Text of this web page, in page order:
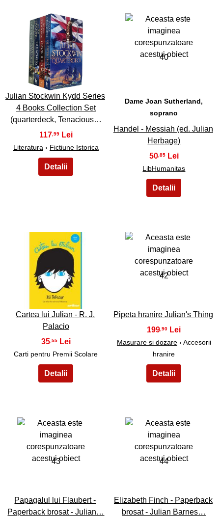
39
Julian Stockwin Kydd Series
4 Books Collection Set
(quarterdeck, Tenacious…
117,99
Literatura › Fictiune Istorica
40
Dame Joan Sutherland,
soprano
Handel - Messiah (ed. Julian
Herbage)
50,85
LibHumanitas
41
Cartea lui Julian - R. J.
Palacio
35,55
Carti pentru Premii Scolare
42
Pipeta hranire Julian's Thing
199 ,90
Masurare si dozare› Accesorii
hranire
43
Papagalul lui Flaubert -
Paperback brosat - Julian…
44
Elizabeth Finch - Paperback
brosat - Julian Barnes…